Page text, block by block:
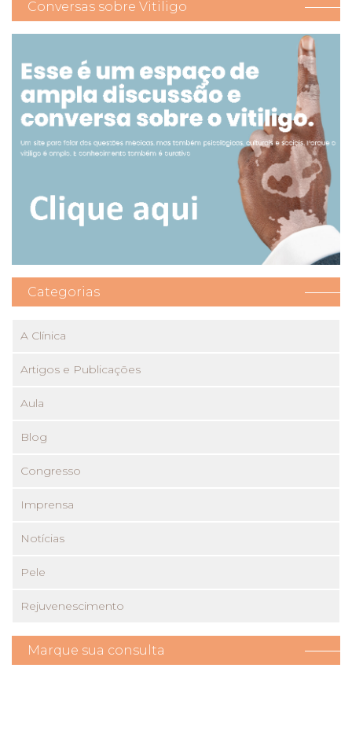
Conversas sobre Vitiligo
Categorias
A Clínica
Artigos e Publicações
Aula
Blog
Congresso
Imprensa
Notícias
Pele
Rejuvenescimento
Marque sua consulta